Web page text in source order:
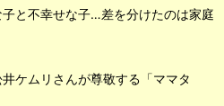
と不幸せな子…差を分けたのは家庭
ケムリさんが尊敬する「ママタ